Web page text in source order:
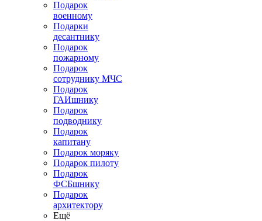
Подарок
военному
Подарки
десантнику
Подарок
пожарному
Подарок
сотруднику МЧС
Подарок
ГАИшнику
Подарок
подводнику
Подарок
капитану
Подарок моряку
Подарок пилоту
Подарок
ФСБшнику
Подарок
архитектору
Ещё